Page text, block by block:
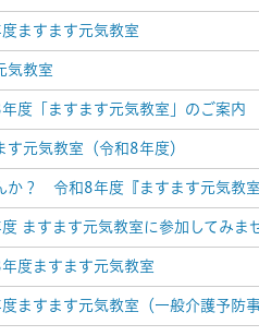
度ますます元気教室
気教室
年度「ますます元気教室」のご案内
す元気教室（令和8年度）
か？ 令和8年度『ますます元気教室
度 ますます元気教室に参加してみま
年度ますます元気教室
度ますます元気教室（一般介護予防